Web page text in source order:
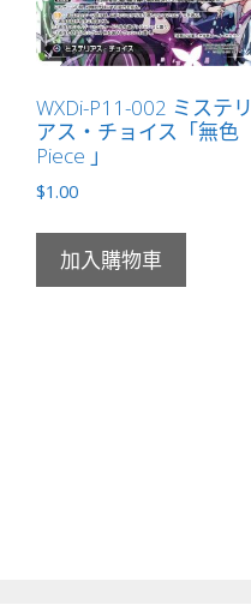
WXDi-P11-002 ミステリ
アス・チョイス「無色
Piece 」
$1.00
加入購物車